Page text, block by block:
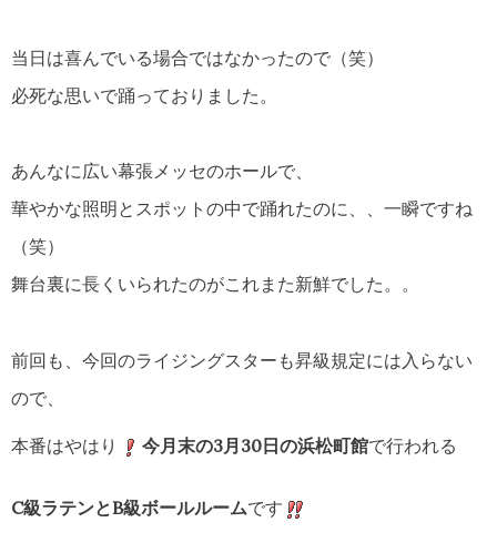
当日は喜んでいる場合ではなかったので（笑）
必死な思いで踊っておりました。
あんなに広い幕張メッセのホールで、
華やかな照明とスポットの中で踊れたのに、、一瞬ですね
（笑）
舞台裏に長くいられたのがこれまた新鮮でした。。
前回も、今回のライジングスターも昇級規定には入らない
ので、
本番はやはり 今月末の3月30日の浜松町館で行われる
C級ラテンとB級ボールルームです